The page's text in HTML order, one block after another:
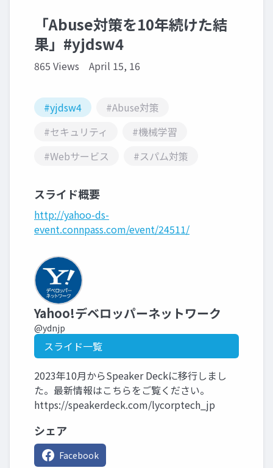
「Abuse対策を10年続けた結
果」#yjdsw4
865 Views April 15, 16
#yjdsw4
#Abuse対策
#セキュリティ
#機械学習
#Webサービス
#スパム対策
スライド概要
http://yahoo-ds-
event.connpass.com/event/24511/
Yahoo!デベロッパーネットワーク
@ydnjp
スライド一覧
2023年10月からSpeaker Deckに移行しまし
た。最新情報はこちらをご覧ください。
https://speakerdeck.com/lycorptech_jp
シェア
Facebook